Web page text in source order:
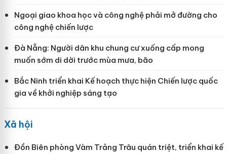
Ngoại giao khoa học và công nghệ phải mở đường cho
công nghệ chiến lược
Đà Nẵng: Người dân khu chung cư xuống cấp mong
muốn sớm di dời trước mùa mưa, bão
Bắc Ninh triển khai Kế hoạch thực hiện Chiến lược quốc
gia về khởi nghiệp sáng tạo
Xã hội
Đồn Biên phòng Vàm Trảng Trâu quán triệt, triển khai kế